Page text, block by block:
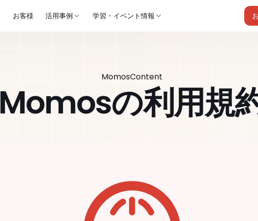
MomosContent
Momosの利用規
お客様 活用事例 学習・イベント情報